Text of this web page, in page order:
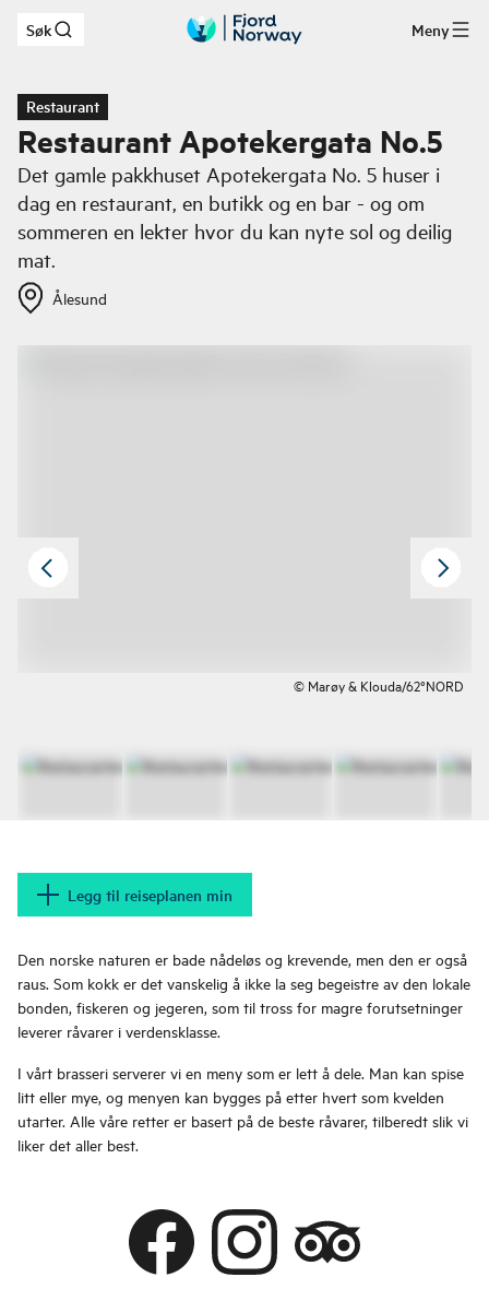
Hopp til hovedinnhold
Søk Meny
Restaurant
Restaurant Apotekergata No.5
Det gamle pakkhuset Apotekergata No. 5 huser i
dag en restaurant, en butikk og en bar - og om
sommeren en lekter hvor du kan nyte sol og deilig
mat.
Ålesund
© Marøy & Klouda/62°NORD
Legg til reiseplanen min
Den norske naturen er bade nådeløs og krevende, men den er også
raus. Som kokk er det vanskelig å ikke la seg begeistre av den lokale
bonden, fiskeren og jegeren, som til tross for magre forutsetninger
leverer råvarer i verdensklasse.
I vårt brasseri serverer vi en meny som er lett å dele. Man kan spise
litt eller mye, og menyen kan bygges på etter hvert som kvelden
utarter. Alle våre retter er basert på de beste råvarer, tilberedt slik vi
liker det aller best.